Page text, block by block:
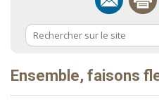
Ensemble, faisons